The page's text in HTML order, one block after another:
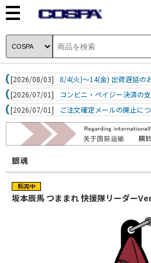
[2026/08/03]
8/4(火)～14(金) 出荷遅延の
[2026/07/01]
コンビニ・ペイジー決済の
[2026/07/01]
ご注文確定メールの廃止に
銀魂
坂本辰馬 つままれ 快援隊リーダー